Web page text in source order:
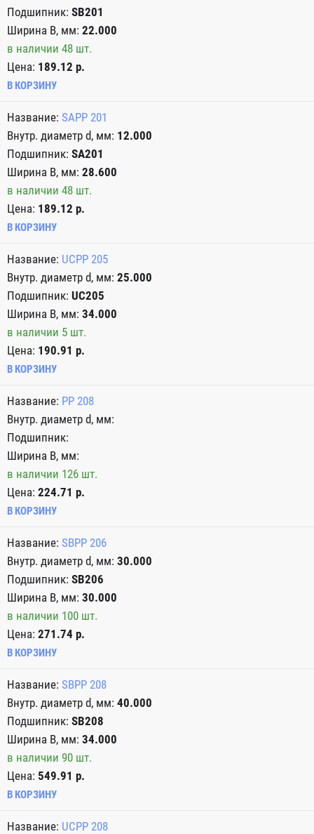
SB201
22.000
в наличии 48 шт.
Цена: 189.12 р.
В КОРЗИНУ
SAPP 201
12.000
SA201
28.600
в наличии 48 шт.
Цена: 189.12 р.
В КОРЗИНУ
UCPP 205
25.000
UC205
34.000
в наличии 5 шт.
Цена: 190.91 р.
В КОРЗИНУ
PP 208
в наличии 126 шт.
Цена: 224.71 р.
В КОРЗИНУ
SBPP 206
30.000
SB206
30.000
в наличии 100 шт.
Цена: 271.74 р.
В КОРЗИНУ
SBPP 208
40.000
SB208
34.000
в наличии 90 шт.
Цена: 549.91 р.
В КОРЗИНУ
UCPP 208